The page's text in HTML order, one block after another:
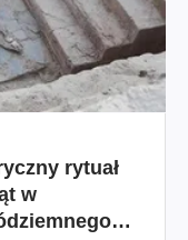
rytuał
w